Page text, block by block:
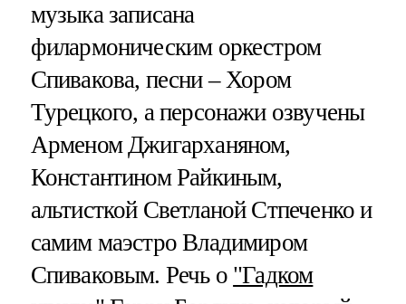
музыка записана
филармоническим оркестром
Спивакова, песни – Хором
Турецкого, а персонажи озвучены
Арменом Джигарханяном,
Константином Райкиным,
альтисткой Светланой Стпеченко и
самим маэстро Владимиром
Спиваковым. Речь о "Гадком